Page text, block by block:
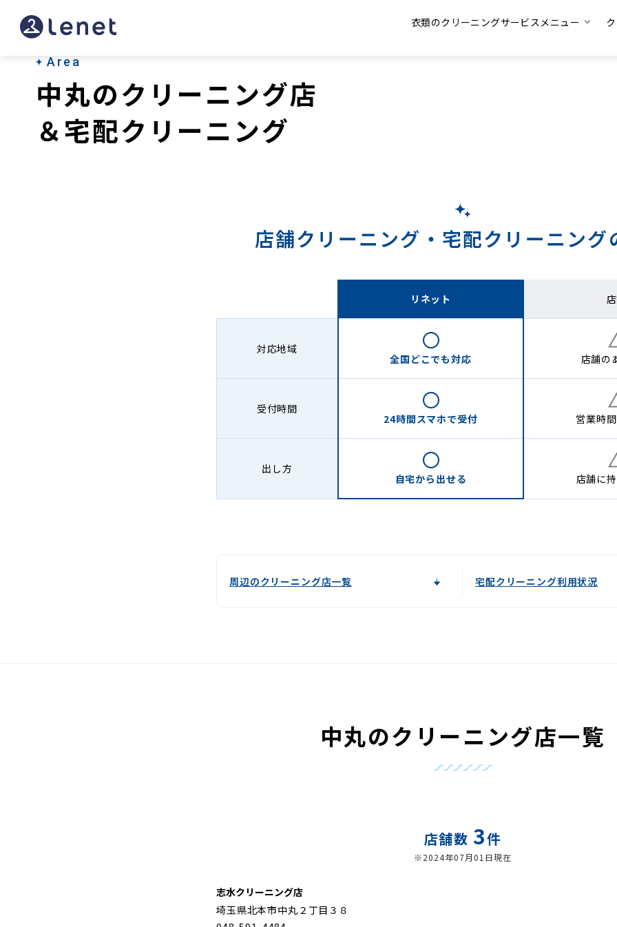
中
丸
衣類のクリーニングサービスメニュー
Area
中丸のクリーニング店
＆宅配クリーニング
店舗クリーニング・ 宅配クリーニング
リネット
対応地域
全国どこでも対応 店舗の
受付時間
24時間スマホで受付 営業時
出し方
自宅から 出せる 店舗に
周辺のクリーニング店一覧 宅配クリーニング利用状況
中丸のクリーニング店一覧
店舗数 3件
※2024年07月01日現在
志水クリーニング店
埼玉県北本市中丸２丁目３８